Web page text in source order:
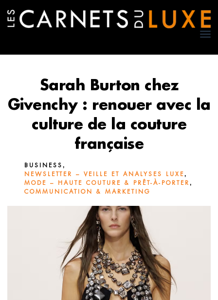
Sarah Burton chez
Givenchy : renouer avec la
culture de la couture
française
BUSINESS ,
NEWSLETTER – VEILLE ET ANALYSES LUXE,
MODE – HAUTE COUTURE & PRÊT-À-PORTER ,
COMMUNICATION & MARKETING